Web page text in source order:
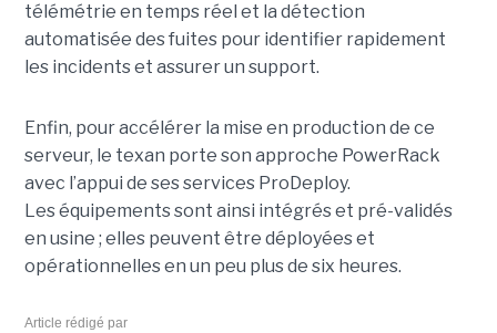
télémétrie en temps réel et la détection
automatisée des fuites pour identifier rapidement
les incidents et assurer un support.
Enfin, pour accélérer la mise en production de ce
serveur, le texan porte son approche PowerRack
avec l’appui de ses services ProDeploy.
Les équipements sont ainsi intégrés et pré-validés
en usine ; elles peuvent être déployées et
opérationnelles en un peu plus de six heures.
Article rédigé par